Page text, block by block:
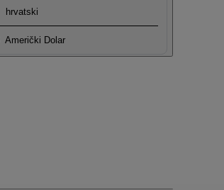
hrvatski
Američki Dolar